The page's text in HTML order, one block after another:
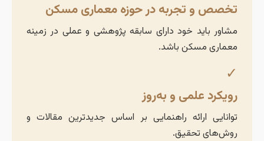
تخصص و تجربه در حوزه معماری مسکن
مشاور باید خود دارای سابقه پژوهشی و عملی در زمینه
معماری مسکن باشد.
✓
رویکرد علمی و به‌روز
توانایی ارائه راهنمایی بر اساس جدیدترین مقالات و
روش‌های تحقیق.